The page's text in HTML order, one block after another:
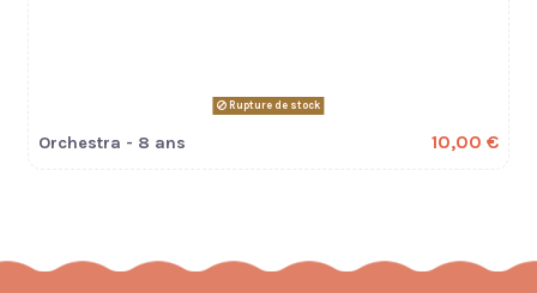
Rupture de stock
Orchestra - 8 ans 10,00 €